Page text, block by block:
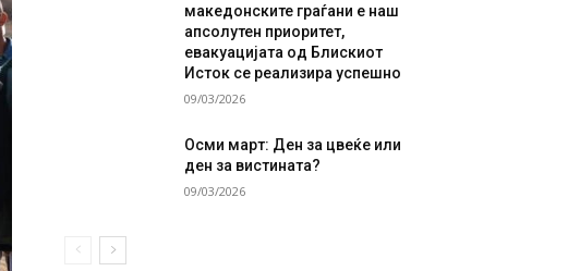
македонските граѓани е наш
апсолутен приоритет,
евакуацијата од Блискиот
Исток се реализира успешно
09/03/2026
Осми март: Ден за цвеќе или
ден за вистината?
09/03/2026